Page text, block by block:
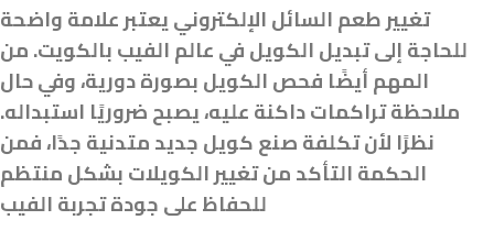
تغيير طعم السائل الإلكتروني يعتبر علامة واضحة
للحاجة إلى تبديل الكويل في عالم الفيب بالكويت. من
المهم أيضًا فحص الكويل بصورة دورية، وفي حال
ملاحظة تراكمات داكنة عليه، يصبح ضروريًا استبداله.
نظرًا لأن تكلفة صنع كويل جديد متدنية جدًا، فمن
الحكمة التأكد من تغيير الكويلات بشكل منتظم
للحفاظ على جودة تجربة الفيب